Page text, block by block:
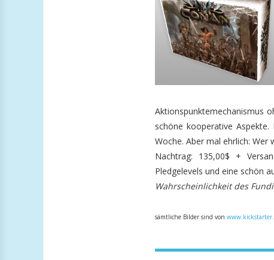
Aktionspunktemechanismus
schöne kooperative
Woche. Aber mal ehrlich: Wer
Nachtrag: 135,00$ +
Pledgelevels und eine schön
Wahrscheinlichkeit des
sämtliche Bilder sind von